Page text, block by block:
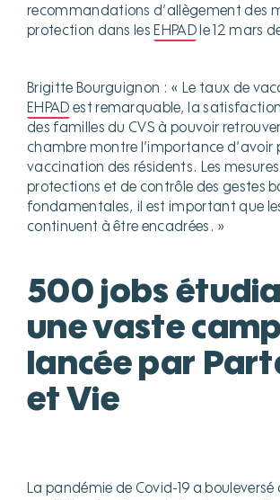
recommandations d’allègement des
protection dans les EHPAD le 12 mars
Brigitte Bourguignon : « Le taux de
EHPAD est remarquable, la
des familles du CVS à pouvoir
chambre montre l’importance d’avoir
vaccination des résidents. Les
protections et de contrôle des gestes
fondamentales, il est important que
continuent à être encadrées. »
500 jobs
une vaste
lancée par
et Vie
La pandémie de Covid-19 a bouleversé